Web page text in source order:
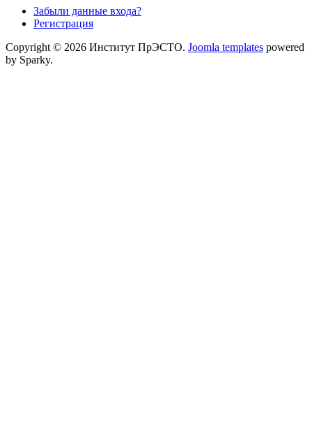
Забыли данные входа?
Регистрация
Copyright © 2026 Институт ПрЭСТО. Joomla templates powered
by Sparky.